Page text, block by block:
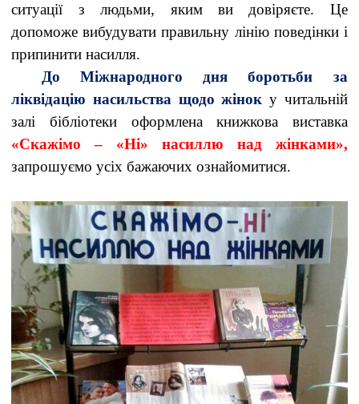
ситуації з людьми, яким ви довіряєте. Це
допоможе вибудувати правильну лінію поведінки і
припинити насилля.
До Міжнародного дня боротьби за
ліквідацію насильства щодо жінок у читальній
залі бібліотеки оформлена книжкова виставка
«Скажімо – «Ні» насиллю над жінками»,
запрошуємо усіх бажаючих ознайомитися.